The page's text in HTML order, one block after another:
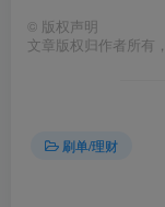
© 版权声明
文章版权归作者所有
刷单/理财